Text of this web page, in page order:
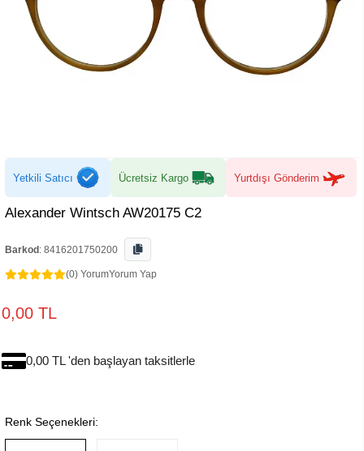
Yetkili Satıcı Ücretsiz Kargo Yurtdışı Gönderim
Alexander Wintsch AW20175 C2
Barkod : 8416201750200
(0) YorumYorum Yap
0,00 TL
0,00 TL 'den başlayan taksitlerle
Renk Seçenekleri: